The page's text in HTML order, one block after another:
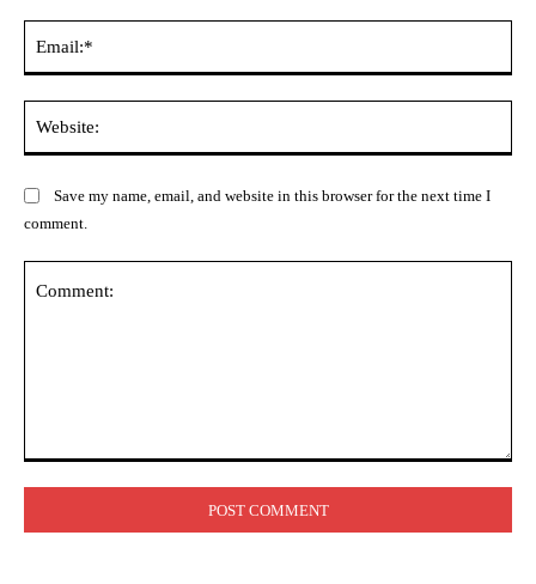
Save my name, email, and website in this browser for the next time I
comment.